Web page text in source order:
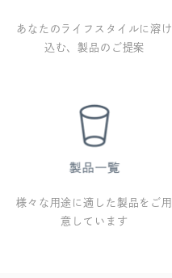
あなたのライフスタイルに溶け
込む、製品のご提案
様々な用途に適した製品をご用
意しています